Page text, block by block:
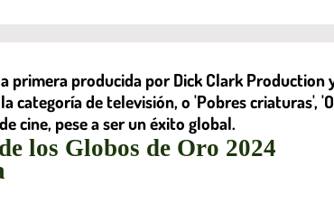
primera producida por Dick Clark
categoría de televisión, o 'Pobres
cine, pese a ser un éxito global.
los Globos de Oro 2024